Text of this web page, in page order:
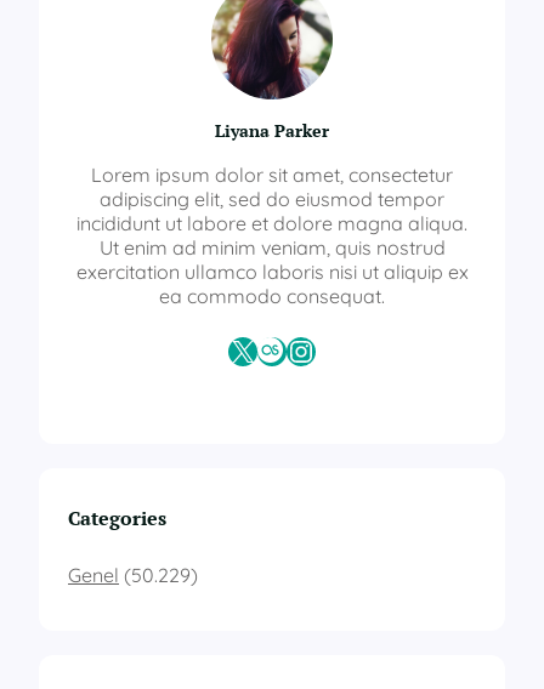
Liyana Parker
Lorem ipsum dolor sit amet, consectetur
adipiscing elit, sed do eiusmod tempor
incididunt ut labore et dolore magna aliqua.
Ut enim ad minim veniam, quis nostrud
exercitation ullamco laboris nisi ut aliquip ex
ea commodo consequat.
X Last.fmInstagram
Categories
Genel (50.229)